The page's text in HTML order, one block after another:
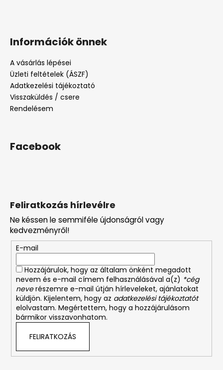
Feliratkozás hírlevélre
Ne késsen le semmiféle újdonságról vagy
kedvezményről!
E-mail
Hozzájárulok, hogy az általam önként megadott
nevem és e-mail címem felhasználásával a(z) *cég
neverészemre e-mail útján hírleveleket, ajánlatokat
küldjön. Kijelentem, hogy az adatkezelési tájékoztatót
elolvastam. Megértettem, hogy a hozzájárulásom
bármikor visszavonhatom.
FELIRATKOZÁS
Információk önnek
A vásárlás lépései
Üzleti feltételek (ÁSZF)
Adatkezelési tájékoztató
Visszaküldés / csere
Rendelésem
Facebook